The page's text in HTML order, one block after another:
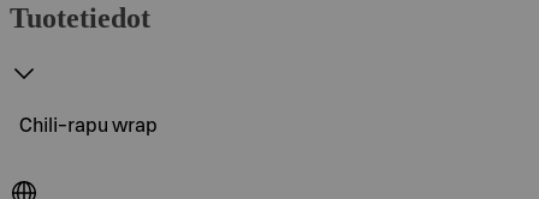
Tuotetiedot
Chili-rapu wrap